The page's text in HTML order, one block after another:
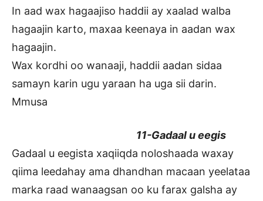
In aad wax hagaajiso haddii ay xaalad walba
hagaajin karto, maxaa keenaya in aadan wax
hagaajin.
Wax kordhi oo wanaaji, haddii aadan sidaa
samayn karin ugu yaraan ha uga sii darin.
Mmusa
11-Gadaal u eegis
Gadaal u eegista xaqiiqda noloshaada waxay
qiima leedahay ama dhandhan macaan yeelataa
marka raad wanaagsan oo ku farax galsha ay